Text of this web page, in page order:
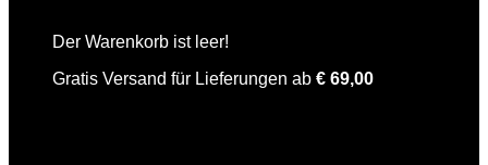
Der Warenkorb ist leer!
Gratis Versand für Lieferungen ab € 69,00